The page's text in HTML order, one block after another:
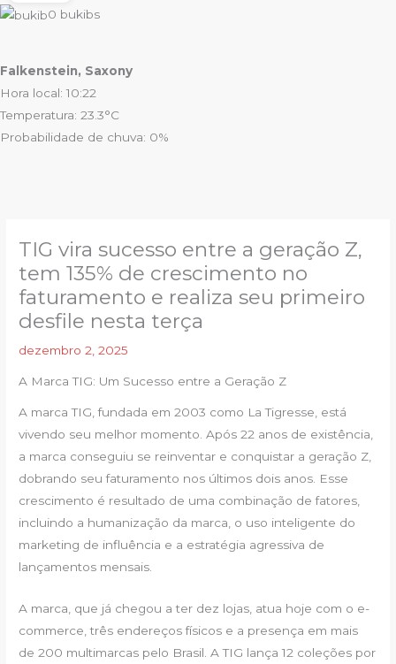
0 bukibs
Falkenstein, Saxony
Hora local: 10:22
Temperatura: 23.3°C
Probabilidade de chuva: 0%
TIG vira sucesso entre a geração Z,
tem 135% de crescimento no
faturamento e realiza seu primeiro
desfile nesta terça
dezembro 2, 2025
A Marca TIG: Um Sucesso entre a Geração Z
A marca TIG, fundada em 2003 como La Tigresse, está
vivendo seu melhor momento. Após 22 anos de existência,
a marca conseguiu se reinventar e conquistar a geração Z,
dobrando seu faturamento nos últimos dois anos. Esse
crescimento é resultado de uma combinação de fatores,
incluindo a humanização da marca, o uso inteligente do
marketing de influência e a estratégia agressiva de
lançamentos mensais.
A marca, que já chegou a ter dez lojas, atua hoje com o e-
commerce, três endereços físicos e a presença em mais
de 200 multimarcas pelo Brasil. A TIG lança 12 coleções por